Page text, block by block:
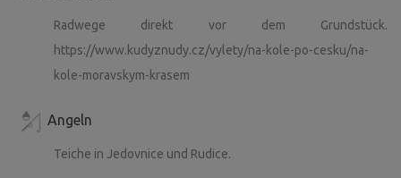
Radwege direkt vor dem Grundstück.
https://www.kudyznudy.cz/vylety/na-kole-po-cesku/na-
kole-moravskym-krasem
Angeln
Teiche in Jedovnice und Rudice.